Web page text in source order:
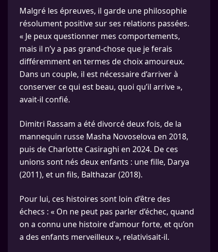
Malgré les épreuves, il garde une philosophie
résolument positive sur ses relations passées.
« Je peux questionner mes comportements,
mais il n’y a pas grand-chose que je ferais
différemment en termes de choix amoureux.
Dans un couple, il est nécessaire d’arriver à
conserver ce qui est beau, quoi qu’il arrive »,
avait-il confié.
Dimitri Rassam a été divorcé deux fois, de la
mannequin russe Masha Novoselova en 2018,
puis de Charlotte Casiraghi en 2024. De ces
unions sont nés deux enfants : une fille, Darya
(2011), et un fils, Balthazar (2018).
Pour lui, ces histoires sont loin d’être des
échecs : « On ne peut pas parler d’échec, quand
on a connu une histoire d’amour forte, et qu’on
a des enfants merveilleux », relativisait-il.